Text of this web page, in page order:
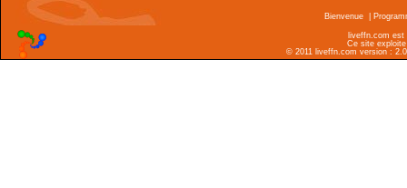
Bienvenue
liveffn.com est
Ce site
© 2011 liveffn.com version :